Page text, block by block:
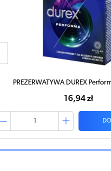
PREZERWATYWA DUREX
16,94 zł